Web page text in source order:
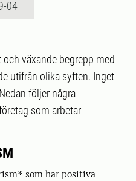
04
växande begrepp med
utifrån olika syften. Inget
följer några
som arbetar
som har positiva